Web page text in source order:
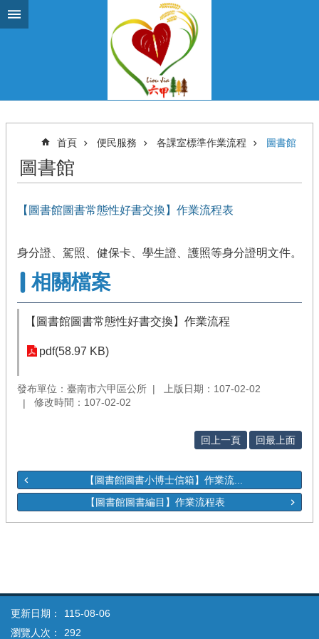
跳到主要內容區塊
首頁 便民服務 各課室標準作業流程 圖書館
圖書館
【圖書館圖書常態性好書交換】作業流程表
身分證、駕照、健保卡、學生證、護照等身分證明文件。
相關檔案
【圖書館圖書常態性好書交換】作業流程
pdf(58.97 KB)
發布單位：臺南市六甲區公所
上版日期：107-02-02
修改時間：107-02-02
回上一頁 回最上面
【圖書館圖書小博士信箱】作業流...
【圖書館圖書編目】作業流程表
更新日期：
115-08-06
瀏覽人次：
292